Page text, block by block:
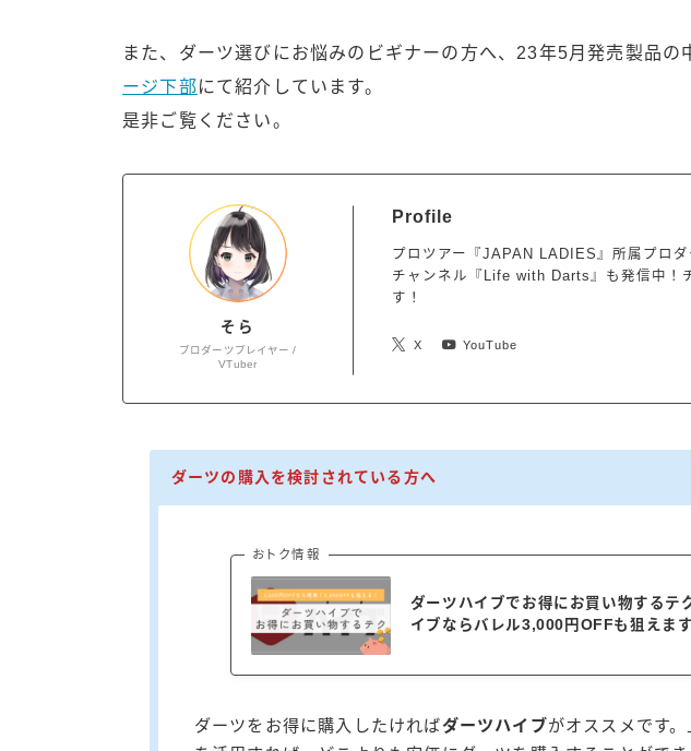
また、ダーツ選びにお悩みのビギナーの方へ、23年5月発売製品の
ージ下部にて紹介しています。
是非ご覧ください。
そら
プロダーツプレイヤー /
VTuber
Profile
プロツアー『JAPAN LADIES』所属プロ
チャンネル『Life with Darts』も発信中！
す！
X YouTube
ダーツの購入を検討されている方へ
おトク情報
ダーツハイブでお得にお買い物するテ
イブならバレル3,000円OFFも狙えます
ダーツをお得に購入したければダーツハイブがオススメです